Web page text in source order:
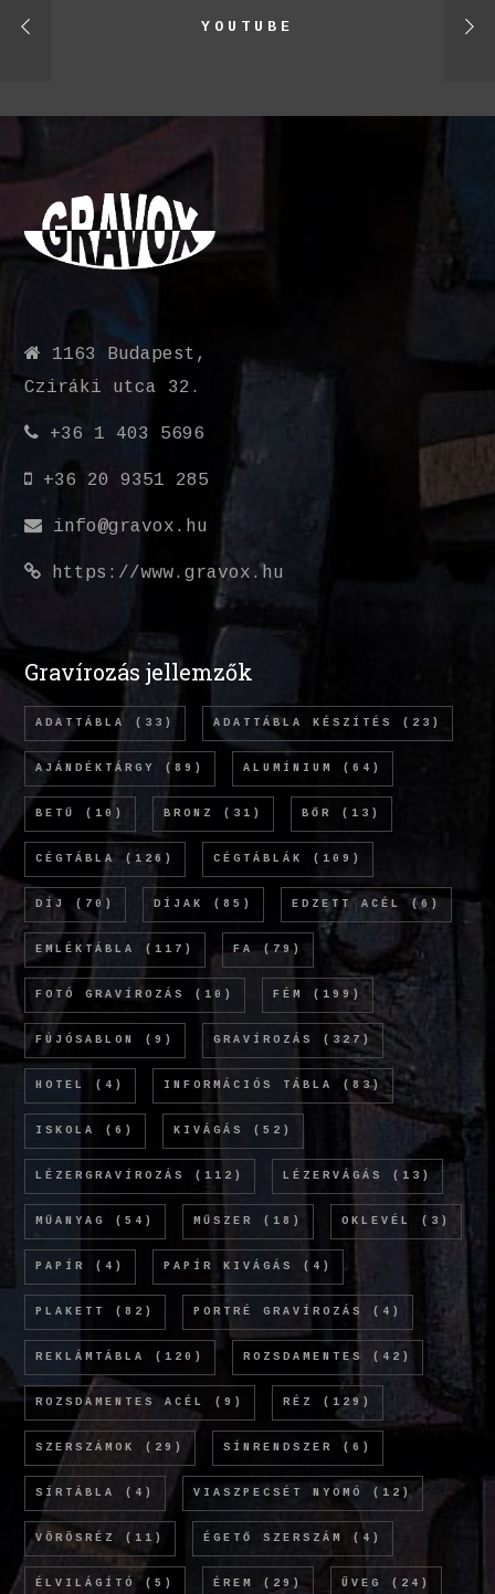
YOUTUBE
1163 Budapest,
Cziráki utca 32.
+36 1 403 5696
+36 20 9351 285
info@gravox.hu
https://www.gravox.hu
Gravírozás jellemzők
ADATTÁBLA (33) ADATTÁBLA KÉSZÍTÉS (23)
AJÁNDÉKTÁRGY (89) ALUMÍNIUM (64)
BETŰ (10) BRONZ (31) BŐR (13)
CÉGTÁBLA (126) CÉGTÁBLÁK (109)
DÍJ (70) DÍJAK (85) EDZETT ACÉL (6)
EMLÉKTÁBLA (117) FA (79)
FOTÓ GRAVÍROZÁS (10) FÉM (199)
FÚJÓSABLON (9) GRAVÍROZÁS (327)
HOTEL (4) INFORMÁCIÓS TÁBLA (83)
ISKOLA (6) KIVÁGÁS (52)
LÉZERGRAVÍROZÁS (112) LÉZERVÁGÁS (13)
MŰANYAG (54) MŰSZER (18) OKLEVÉL (3)
PAPÍR (4) PAPÍR KIVÁGÁS (4)
PLAKETT (82) PORTRÉ GRAVÍROZÁS (4)
REKLÁMTÁBLA (120) ROZSDAMENTES (42)
ROZSDAMENTES ACÉL (9) RÉZ (129)
SZERSZÁMOK (29) SÍNRENDSZER (6)
SÍRTÁBLA (4) VIASZPECSÉT NYOMÓ (12)
VÖRÖSRÉZ (11) ÉGETŐ SZERSZÁM (4)
ÉLVILÁGÍTÓ (5) ÉREM (29) ÜVEG (24)